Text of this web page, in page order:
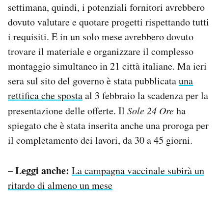
settimana, quindi, i potenziali fornitori avrebbero
dovuto valutare e quotare progetti rispettando tutti
i requisiti. E in un solo mese avrebbero dovuto
trovare il materiale e organizzare il complesso
montaggio simultaneo in 21 città italiane. Ma ieri
sera sul sito del governo è stata pubblicatauna
rettifica che spostaal 3 febbraio la scadenza per la
presentazione delle offerte. Il Sole 24 Oreha
spiegato che è stata inserita anche una proroga per
il completamento dei lavori, da 30 a 45 giorni.
– Leggi anche: La campagna vaccinale subirà un
ritardo di almeno un mese